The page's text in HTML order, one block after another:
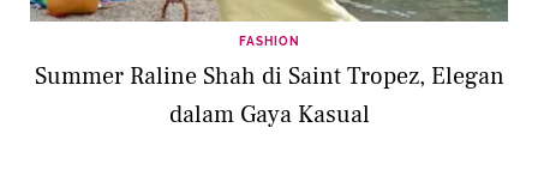
FASHION
Summer Raline Shah di Saint Tropez, Elegan
dalam Gaya Kasual